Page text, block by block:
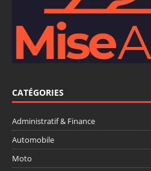
CATÉGORIES
Administratif & Finance
Automobile
Moto